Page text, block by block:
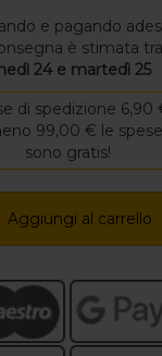
e pagando
è stimata tra
24 e martedì 25
di spedizione 6,90
99,00 € le
sono gratis!
Aggiungi al carrello